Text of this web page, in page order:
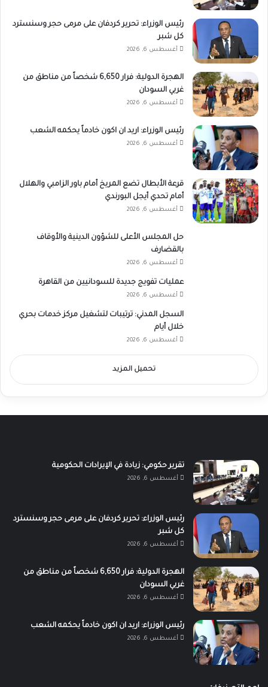
رئيس الوزراء: تحرير كردفان على مرمى حجر وسنسترد
كل شبر
أغسطس 6, 2026
الهجرة الدولية: فرار 6,650 شخصاً من مناطق من
غربي السودان
أغسطس 6, 2026
رئيس الوزراء: اريد ان اكون خادماً يحكمه الشعب
أغسطس 6, 2026
قرعة الأبطال تضع المريخ أمام باور الزامبي والهلال
أمام تحدي أيجل البورندي
أغسطس 6, 2026
حل المجلس الأعلى للشؤون الدينية والأوقاف
بالقضارف
أغسطس 6, 2026
عمليات تفويج جديدة للسودانيين من القاهرة
أغسطس 6, 2026
السجل المدني: ترتيبات لتشغيل مركز خدمات بحري
خلال أيام
أغسطس 6, 2026
تحميل المزيد
تقرير حكومي: زيادة في الإيرادات الحكومية
أغسطس 6, 2026
رئيس الوزراء: تحرير كردفان على مرمى حجر وسنسترد
كل شبر
أغسطس 6, 2026
الهجرة الدولية: فرار 6,650 شخصاً من مناطق من
غربي السودان
أغسطس 6, 2026
رئيس الوزراء: اريد ان اكون خادماً يحكمه الشعب
أغسطس 6, 2026